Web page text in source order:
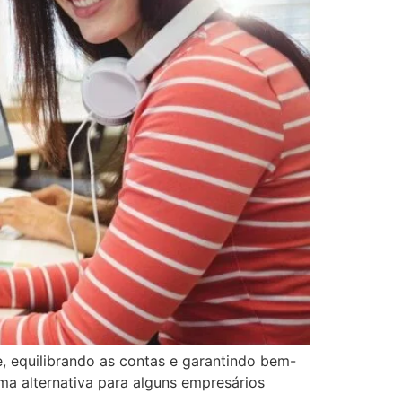
equilibrando as contas e garantindo bem-
alternativa para alguns empresários